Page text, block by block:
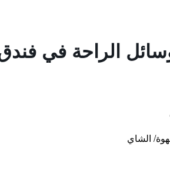
الراحة في
الشاي